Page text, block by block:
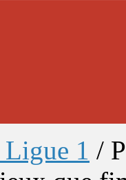
1 /